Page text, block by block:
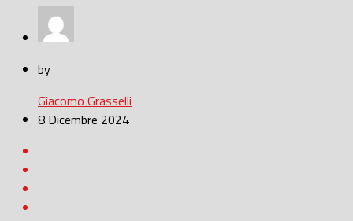
by
Giacomo Grasselli
8 Dicembre 2024